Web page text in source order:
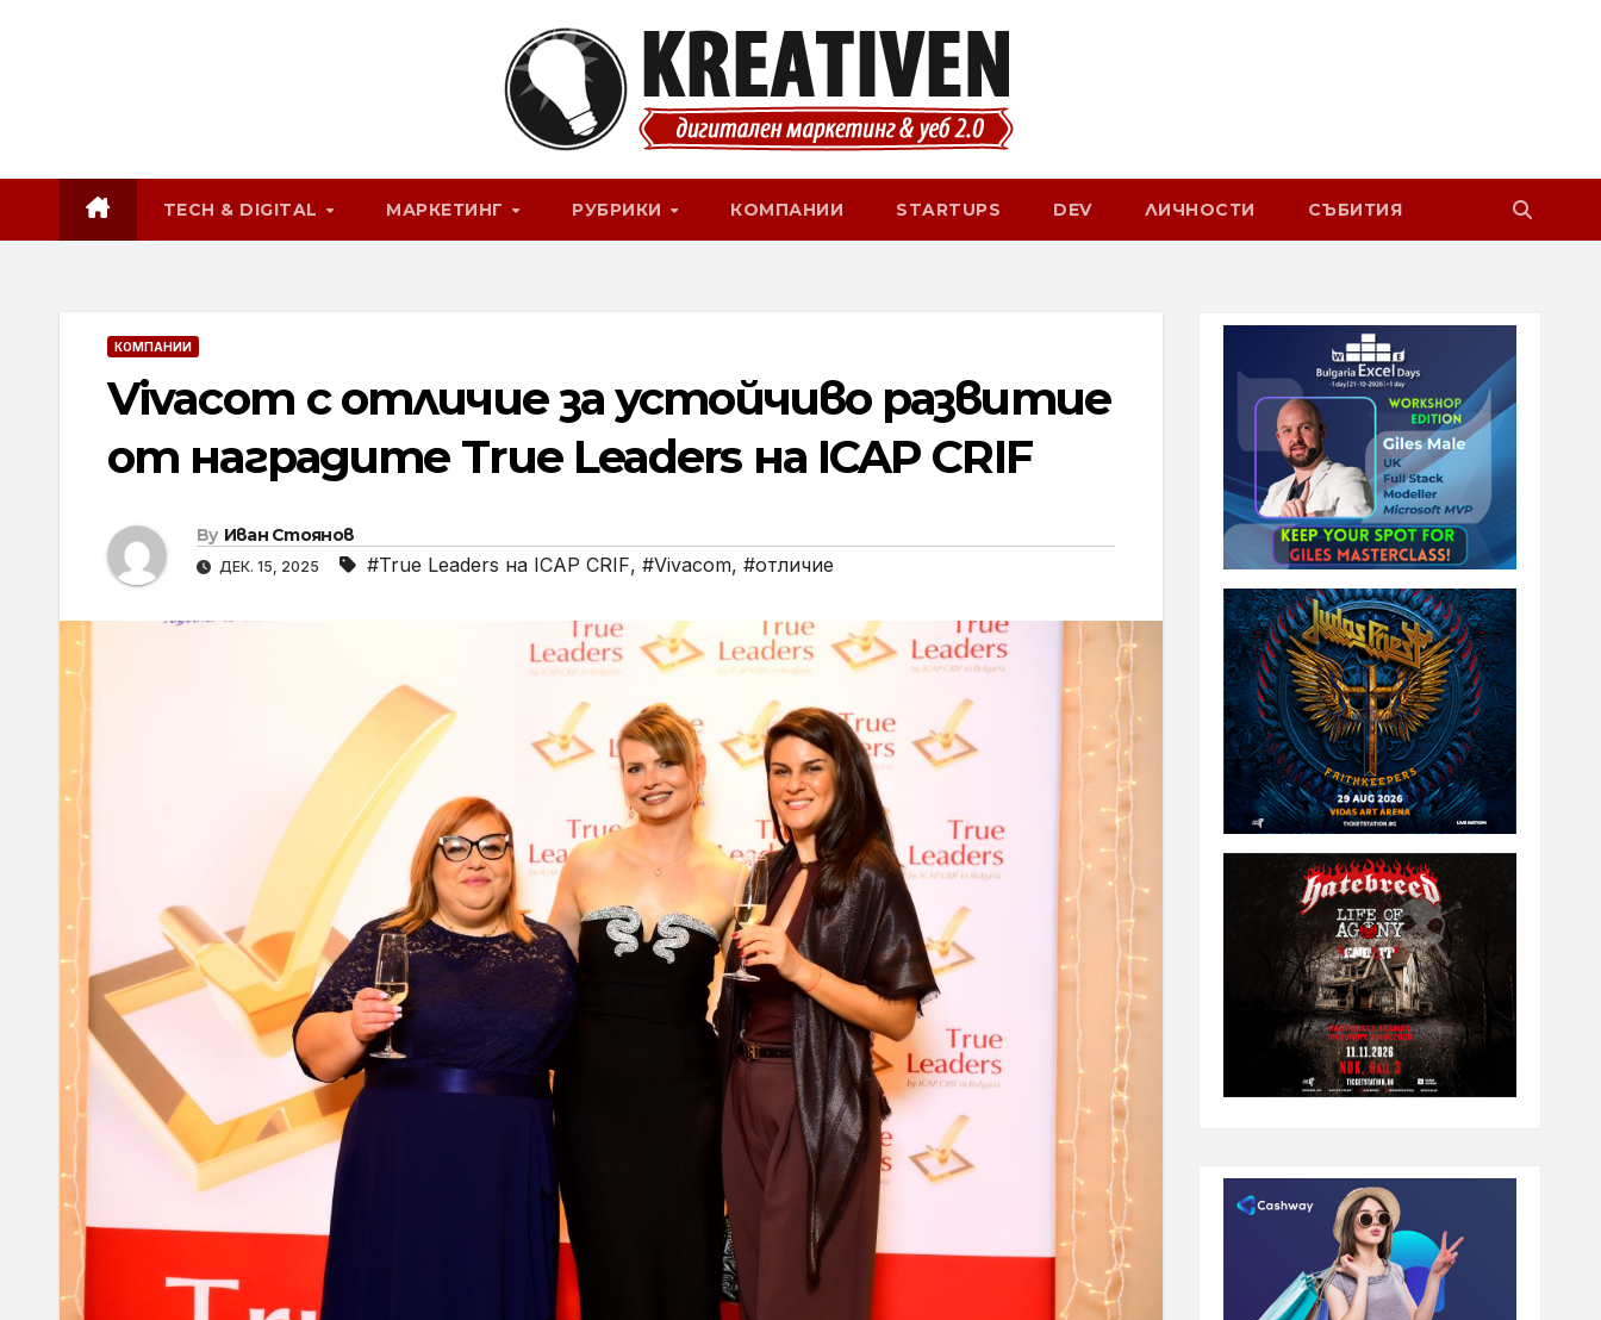
TECH & DIGITAL МАРКЕТИНГ РУБРИКИ КОМПАНИИ STARTUPS DEV ЛИЧНОСТИ СЪБИТИЯ
КОМПАНИИ
Vivacom с отличие за устойчиво развитие
от наградите True Leaders на ICAP CRIF
By Иван Стоянов
ДЕК. 15, 2025 #True Leaders на ICAP CRIF, #Vivacom, #отличие